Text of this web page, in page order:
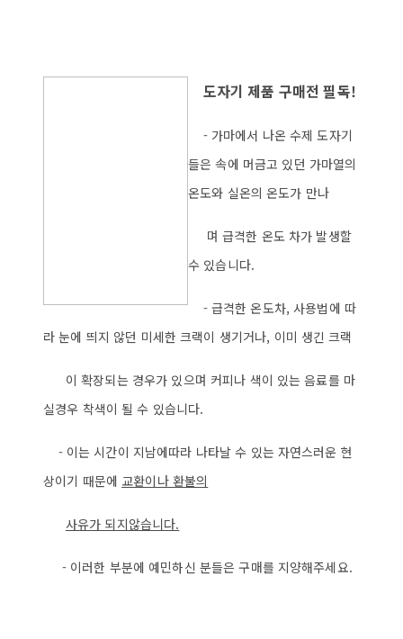
도자기 제품 구매전 필독!
- 가마에서 나온 수제 도자기
들은 속에 머금고 있던 가마열의
온도와 실온의 온도가 만나
며 급격한 온도 차가 발생할
수 있습니다.
- 급격한 온도차, 사용법에 따
라 눈에 띄지 않던 미세한 크랙이 생기거나, 이미 생긴 크랙
이 확장되는 경우가 있으며 커피나 색이 있는 음료를 마
실경우 착색이 될 수 있습니다.
- 이는 시간이 지남에따라 나타날 수 있는 자연스러운 현
상이기 때문에 교환이나 환불의
사유가 되지않습니다.
- 이러한 부분에 예민하신 분들은 구매를 지양해주세요.